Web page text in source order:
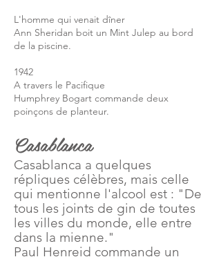
L'homme qui venait dîner
Ann Sheridan boit un Mint Julep au bord
de la piscine.
1942
A travers le Pacifique
Humphrey Bogart commande deux
poinçons de planteur.
Casablanca
Casablanca a quelques
répliques célèbres, mais celle
qui mentionne l'alcool est : "De
tous les joints de gin de toutes
les villes du monde, elle entre
dans la mienne."
Paul Henreid commande un